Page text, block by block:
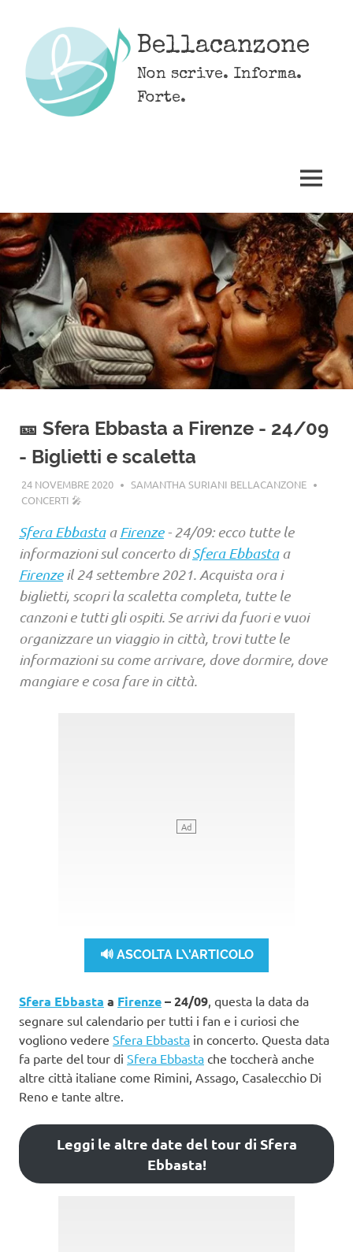
content
Bellacanzone
Non scrive. Informa.
Forte.
MENU
🎫 Sfera Ebbasta a Firenze - 24/09
- Biglietti e scaletta
24 NOVEMBRE 2020
SAMANTHA SURIANI BELLACANZONE
CONCERTI 🎤
Sfera EbbastaaFirenze- 24/09: ecco tutte le
informazioni sul concerto diSfera Ebbastaa
Firenzeil 24 settembre 2021. Acquista ora i
biglietti, scopri la scaletta completa, tutte le
canzoni e tutti gli ospiti. Se arrivi da fuori e vuoi
organizzare un viaggio in città, trovi tutte le
informazioni su come arrivare, dove dormire, dove
mangiare e cosa fare in città.
🔊 ASCOLTA L\'ARTICOLO
Sfera Ebbasta a Firenze– 24/09 , questa la data da
segnare sul calendario per tutti i fan e i curiosi che
vogliono vedere Sfera Ebbasta in concerto. Questa data
fa parte del tour di Sfera Ebbasta che toccherà anche
altre città italiane come Rimini, Assago, Casalecchio Di
Reno e tante altre.
Leggi le altre date del tour di Sfera
Ebbasta!